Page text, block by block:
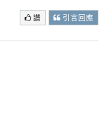
讚 引言回應